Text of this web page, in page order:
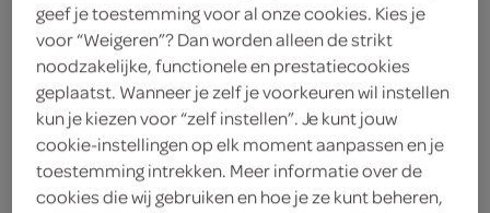
Let op: aanbiedingen zijn niet zichtbaar bij de
producten, maar worden wél automatisch
verwerkt in de winkelmand.
Sierra Nevada's Big Little Thing: IPA vol smaak in een
geef je toestemming voor al onze cookies. Kies je
voor “Weigeren”? Dan worden alleen de strikt
noodzakelijke, functionele en prestatiecookies
geplaatst. Wanneer je zelf je voorkeuren wil instellen
kun je kiezen voor “zelf instellen”. Je kunt jouw
cookie-instellingen op elk moment aanpassen en je
toestemming intrekken. Meer informatie over de
cookies die wij gebruiken en hoe je ze kunt beheren,